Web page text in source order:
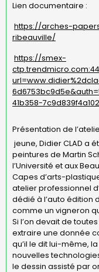
Lien documentaire :
https://arches-
ribeauville/
https://smex-
41b358-
Présentation de
jeune, Didier CLAD a
peintures de Martin
l’Université et aux
Capes d’arts-
atelier professionnel
dédié à l’auto édition
comme un vigneron
Si l’on devait de
extraire une donnée
qu’il le dit lui-même,
nouvelles
le dessin assisté par